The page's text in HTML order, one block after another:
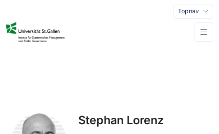
Topnav
Stephan Lorenz